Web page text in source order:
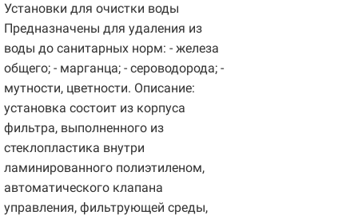
Установки для очистки воды
Предназначены для удаления из
воды до санитарных норм: - железа
общего; - марганца; - сероводорода; -
мутности, цветности. Описание:
установка состоит из корпуса
фильтра, выполненного из
стеклопластика внутри
ламинированного полиэтиленом,
автоматического клапана
управления, фильтрующей среды,